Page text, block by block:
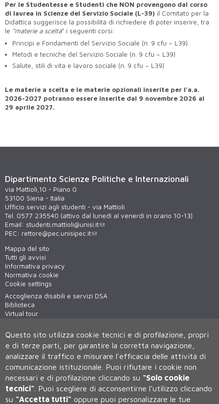
Per le Studentesse e Studenti che NON provengono dal corso
di laurea in Scienze del Servizio Sociale (L-39) il Comitato per la
Didattica suggerisce la possibilità di richiedere di poter inserire, tra
le “materie a scelta” i seguenti corsi:
Principi e Fondamenti del Servizio Sociale (n. 9 cfu – L39)
Metodi e tecniche del Servizio Sociale (n. 9 cfu – L39)
Salute, stili di vita e lavoro sociale (n. 9 cfu – L39)
Le materie a scelta e le materie opzionali inserite per l’a.a.
2026-2027 potranno essere inserite dal 9 novembre 2026 al
29 aprile 2027.
Dipartimento Scienze Politiche e Internazionali
via Mattioli,10 - Piano 0
53100 Siena - Italia
Ufficio servizi agli studenti - via Mattioli
Tel. 0577 235540 (attivo dal lunedì al venerdì in orario 10-13)
Email: studenti.mattioli@unisi.it
PEC: rettore@pec.unisipec.it
Mappa del sito
Tutti gli avvisi
Informativa privacy
Normativa cookie
Cookie settings
Accoglienza disabili e servizi DSA
Biblioteca
Virtual tour
Questo sito utilizza cookie tecnici e di profilazione, propri
e di terze parti, per garantire la corretta navigazione,
analizzare il traffico e misurare l'efficacia delle attività di
comunicazione istituzionale. Puoi rifiutare i cookie non
necessari e di profilazione cliccando su “Solo cookie
tecnici” Puoi scegliere di acconsentirne l’utilizzo cliccando
su “Accetta tutti” oppure puoi personalizzare le tue